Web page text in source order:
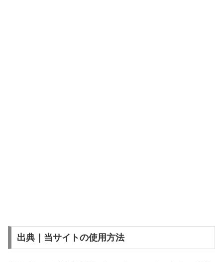
出典｜当サイトの使用方法